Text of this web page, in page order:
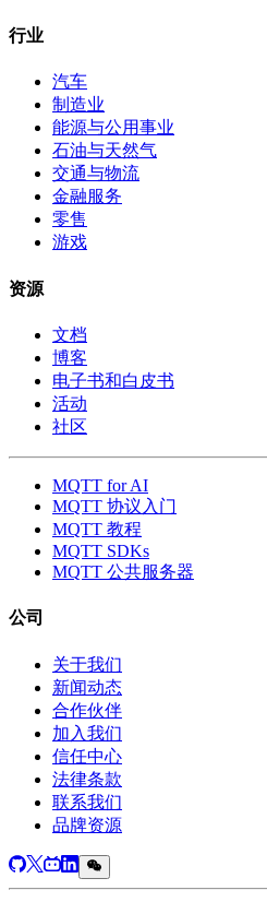
行业
汽车
制造业
能源与公用事业
石油与天然气
交通与物流
金融服务
零售
游戏
资源
文档
博客
电子书和白皮书
活动
社区
MQTT for AI
MQTT 协议入门
MQTT 教程
MQTT SDKs
MQTT 公共服务器
公司
关于我们
新闻动态
合作伙伴
加入我们
信任中心
法律条款
联系我们
品牌资源